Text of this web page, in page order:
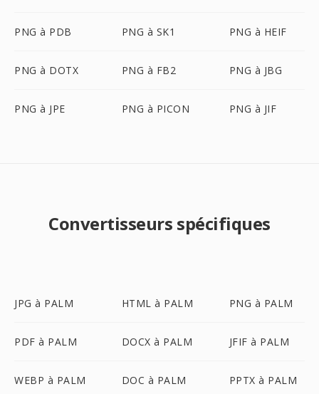
PNG à PDB PNG à SK1 PNG à HEIF
PNG à DOTX PNG à FB2 PNG à JBG
PNG à JPE PNG à PICON PNG à JIF
Convertisseurs spécifiques
JPG à PALM HTML à PALM PNG à PALM
PDF à PALM DOCX à PALM JFIF à PALM
WEBP à PALM DOC à PALM PPTX à PALM